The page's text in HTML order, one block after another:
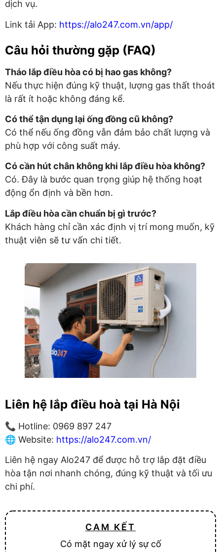
dịch vụ.
Link tải App: https://alo247.com.vn/app/
Câu hỏi thường gặp (FAQ)
Tháo lắp điều hòa có bị hao gas không?
Nếu thực hiện đúng kỹ thuật, lượng gas thất thoát
là rất ít hoặc không đáng kể.
Có thể tận dụng lại ống đồng cũ không?
Có thể nếu ống đồng vẫn đảm bảo chất lượng và
phù hợp với công suất máy.
Có cần hút chân không khi lắp điều hòa không?
Có. Đây là bước quan trọng giúp hệ thống hoạt
động ổn định và bền hơn.
Lắp điều hòa cần chuẩn bị gì trước?
Khách hàng chỉ cần xác định vị trí mong muốn, kỹ
thuật viên sẽ tư vấn chi tiết.
Liên hệ lắp điều hoà tại Hà Nội
📞 Hotline: 0969 897 247
🌐 Website: https://alo247.com.vn/
Liên hệ ngay Alo247 để được hỗ trợ lắp đặt điều
hòa tận nơi nhanh chóng, đúng kỹ thuật và tối ưu
chi phí.
CAM KẾT
Có mặt ngay xử lý sự cố